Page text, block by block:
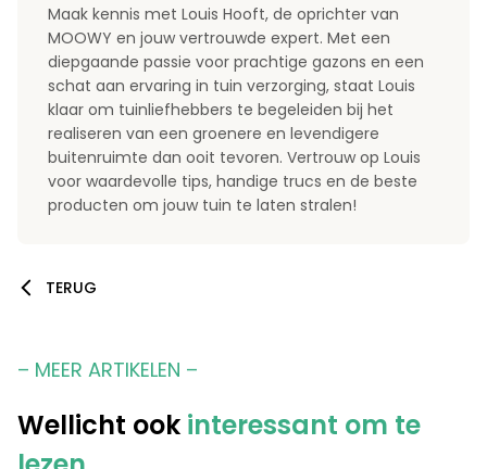
Maak kennis met Louis Hooft, de oprichter van
MOOWY en jouw vertrouwde expert. Met een
diepgaande passie voor prachtige gazons en een
schat aan ervaring in tuin verzorging, staat Louis
klaar om tuinliefhebbers te begeleiden bij het
realiseren van een groenere en levendigere
buitenruimte dan ooit tevoren. Vertrouw op Louis
voor waardevolle tips, handige trucs en de beste
producten om jouw tuin te laten stralen!
TERUG
– MEER ARTIKELEN –
Wellicht ook interessant om te